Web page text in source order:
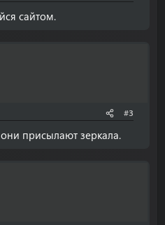
сайтом.
#3
присылают зеркала.